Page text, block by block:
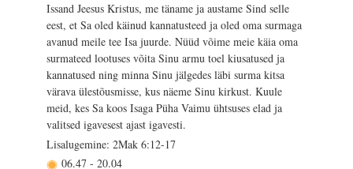
Issand Jeesus Kristus, me täname ja austame Sind selle
eest, et Sa oled käinud kannatusteed ja oled oma surmaga
avanud meile tee Isa juurde. Nüüd võime meie käia oma
surmateed lootuses võita Sinu armu toel kiusatused ja
kannatused ning minna Sinu jälgedes läbi surma kitsa
värava ülestõusmisse, kus näeme Sinu kirkust. Kuule
meid, kes Sa koos Isaga Püha Vaimu ühtsuses elad ja
valitsed igavesest ajast igavesti.
Lisalugemine: 2Mak 6:12-17
06.47 - 20.04